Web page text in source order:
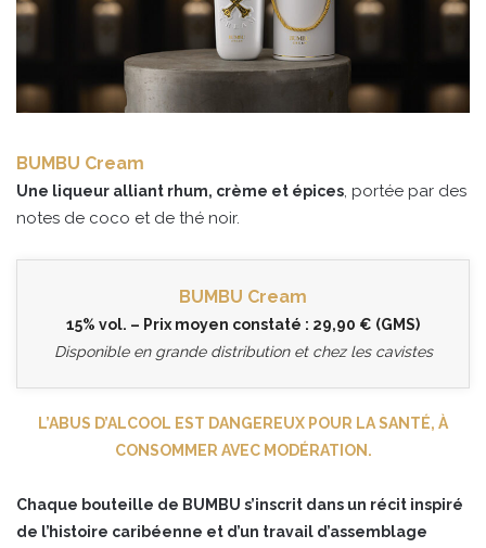
BUMBU Cream
Une liqueur alliant rhum, crème et épices, portée par des
notes de coco et de thé noir.
BUMBU Cream
15% vol. – Prix moyen constaté : 29,90 € (GMS)
Disponible en grande distribution et chez les cavistes
L’ABUS D’ALCOOL EST DANGEREUX POUR LA SANTÉ, À
CONSOMMER AVEC MODÉRATION.
Chaque bouteille de BUMBU s’inscrit dans un récit inspiré
de l’histoire caribéenne et d’un travail d’assemblage